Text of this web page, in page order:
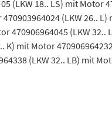
(LKW 18.. LS) mit Motor
(LKW 26..
470906964045 (LKW 32..
K) mit Motor
(LKW 32.. LB) mit